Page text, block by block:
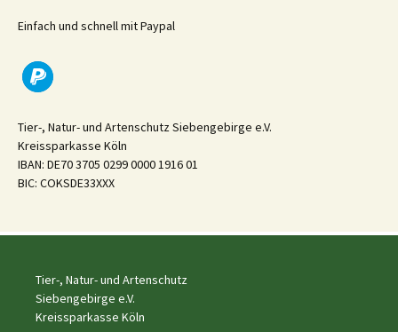
Einfach und schnell mit Paypal
Tier-, Natur- und Artenschutz Siebengebirge e.V.
Kreissparkasse Köln
IBAN: DE70 3705 0299 0000 1916 01
BIC: COKSDE33XXX
Tier-, Natur- und Artenschutz
Siebengebirge e.V.
Kreissparkasse Köln